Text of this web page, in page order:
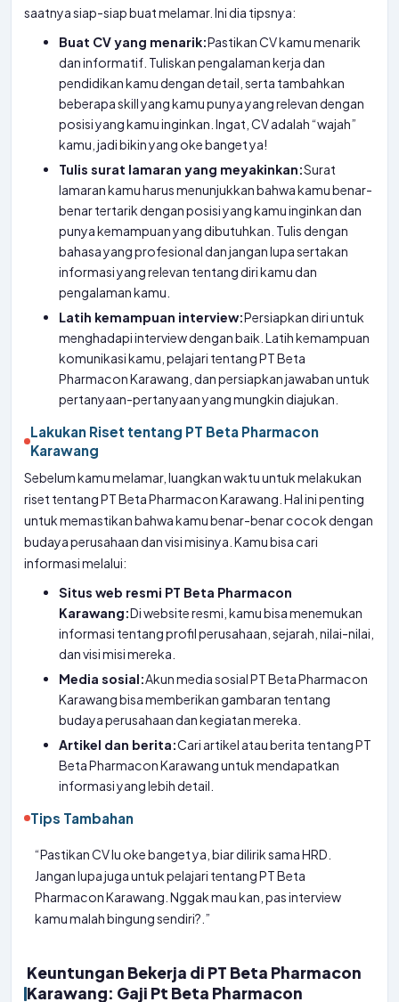
saatnya siap-siap buat melamar. Ini dia tipsnya:
Buat CV yang menarik:Pastikan CV kamu menarik
dan informatif. Tuliskan pengalaman kerja dan
pendidikan kamu dengan detail, serta tambahkan
beberapa skill yang kamu punya yang relevan dengan
posisi yang kamu inginkan. Ingat, CV adalah “wajah”
kamu, jadi bikin yang oke banget ya!
Tulis surat lamaran yang meyakinkan:Surat
lamaran kamu harus menunjukkan bahwa kamu benar-
benar tertarik dengan posisi yang kamu inginkan dan
punya kemampuan yang dibutuhkan. Tulis dengan
bahasa yang profesional dan jangan lupa sertakan
informasi yang relevan tentang diri kamu dan
pengalaman kamu.
Latih kemampuan interview:Persiapkan diri untuk
menghadapi interview dengan baik. Latih kemampuan
komunikasi kamu, pelajari tentang PT Beta
Pharmacon Karawang, dan persiapkan jawaban untuk
pertanyaan-pertanyaan yang mungkin diajukan.
Lakukan Riset tentang PT Beta Pharmacon
Karawang
Sebelum kamu melamar, luangkan waktu untuk melakukan
riset tentang PT Beta Pharmacon Karawang. Hal ini penting
untuk memastikan bahwa kamu benar-benar cocok dengan
budaya perusahaan dan visi misinya. Kamu bisa cari
informasi melalui:
Situs web resmi PT Beta Pharmacon
Karawang:Di website resmi, kamu bisa menemukan
informasi tentang profil perusahaan, sejarah, nilai-nilai,
dan visi misi mereka.
Media sosial:Akun media sosial PT Beta Pharmacon
Karawang bisa memberikan gambaran tentang
budaya perusahaan dan kegiatan mereka.
Artikel dan berita:Cari artikel atau berita tentang PT
Beta Pharmacon Karawang untuk mendapatkan
informasi yang lebih detail.
Tips Tambahan
“Pastikan CV lu oke banget ya, biar dilirik sama HRD.
Jangan lupa juga untuk pelajari tentang PT Beta
Pharmacon Karawang. Nggak mau kan, pas interview
kamu malah bingung sendiri?.”
Keuntungan Bekerja di PT Beta Pharmacon
Karawang: Gaji Pt Beta Pharmacon